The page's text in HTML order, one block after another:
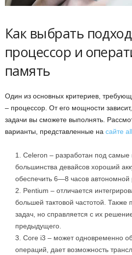
Как выбрать
процессор и
память
Один из основных критериев,
– процессор. От его мощности
задачи вы сможете выполнять.
варианты, представленные на сайте
Celeron – разработан под
большинства девайсов хороший
обеспечить 6—8 часов автономной
Pentium – отличается
большей тактовой частотой.
задач, но справляется с их
предыдущего.
Core i3 – может одновременно
операций, дает возможность